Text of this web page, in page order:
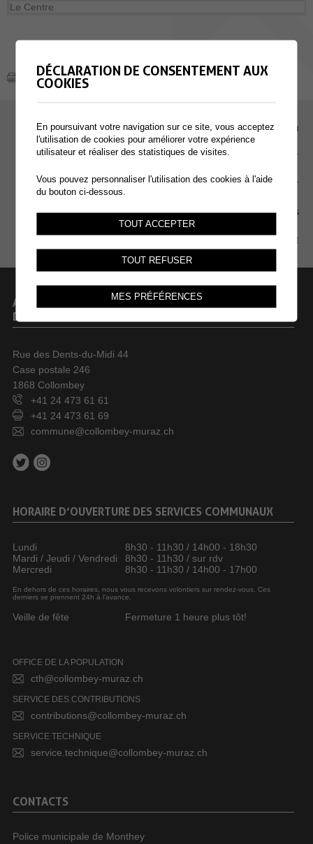
Le Centre
EMPLOI
CONTACT
EXTRANET
MENTIONS LÉGALES
PLAN DU SITE
ADMINISTRATION COMMUNALE
DE COLLOMBEY-MURAZ
Rue des Dents-du-Midi 44
Case postale 246
1868 Collombey
+41 24 473 61 61
+41 24 473 61 69
commune@collombey-muraz.ch
HORAIRE D’OUVERTURE DES SERVICES COMMUNAUX
Lundi
8h30 - 11h30 / 14h00 - 18h30
Mardi / Jeudi / Vendredi
8h30 - 11h30 / sur rdv
Mercredi
8h30 - 11h30 / 14h00 - 17h00
En dehors de ces horaires, nous vous recevons volontiers sur rendez-vous. Ces
derniers se prennent 24h à l’avance.
Veille de fête Fermeture 1 heure plus tôt!
OFFICE DE LA POPULATION
cth@collombey-muraz.ch
SERVICE DES CONTRIBUTIONS
contributions@collombey-muraz.ch
SERVICE TECHNIQUE
service.technique@collombey-muraz.ch
CONTACTS
Police municipale de Monthey
DÉCLARATION DE CONSENTEMENT AUX
COOKIES
En poursuivant votre navigation sur ce site, vous acceptez
l'utilisation de cookies pour améliorer votre expérience
utilisateur et réaliser des statistiques de visites.
Vous pouvez personnaliser l'utilisation des cookies à l'aide
du bouton ci-dessous.
TOUT ACCEPTER
TOUT REFUSER
MES PRÉFÉRENCES